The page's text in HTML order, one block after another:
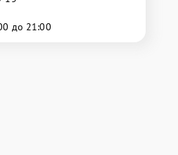
до 21:00